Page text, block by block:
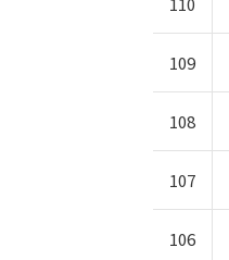
109
108
107
106